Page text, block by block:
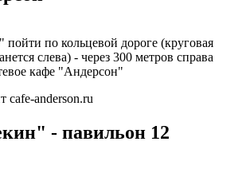
по кольцевой дороге (круговая
слева) - через 300 метров справа
кафе "Андерсон"
anderson.ru
- павильон 12